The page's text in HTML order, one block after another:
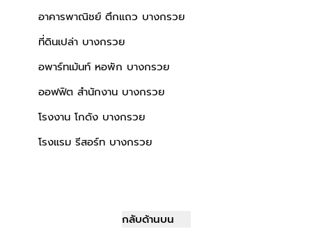
อาคารพาณิชย์ ตึกแถว บางกรวย
ที่ดินเปล่า บางกรวย
อพาร์ทเม้นท์ หอพัก บางกรวย
ออฟฟิต สำนักงาน บางกรวย
โรงงาน โกดัง บางกรวย
โรงแรม รีสอร์ท บางกรวย
กลับด้านบน